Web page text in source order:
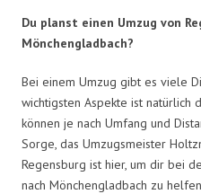
Du planst einen Umzug von
Mönchengladbach?
Bei einem Umzug gibt es viele
wichtigsten Aspekte ist natürlich
können je nach Umfang und
Sorge, das Umzugsmeister
Regensburg ist hier, um dir bei
nach Mönchengladbach zu